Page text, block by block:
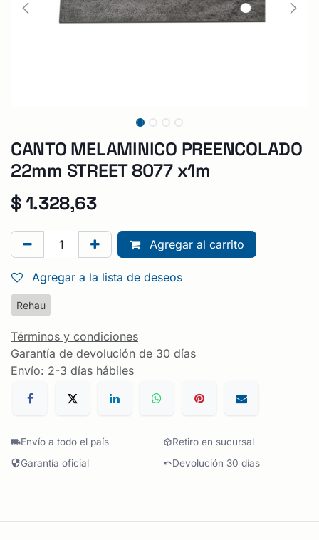
CANTO MELAMINICO PREENCOLADO
22mm STREET 8077 x1m
$1.328,63
Agregar al carrito
Agregar a la lista de deseos
Rehau
Términos y condiciones
Garantía de devolución de 30 días
Envío: 2-3 días hábiles
Envío a todo el país
Retiro en sucursal
Garantía oficial
Devolución 30 días